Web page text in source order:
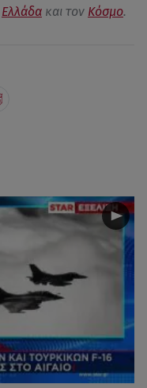
Ελλάδα και τον Κόσμο.